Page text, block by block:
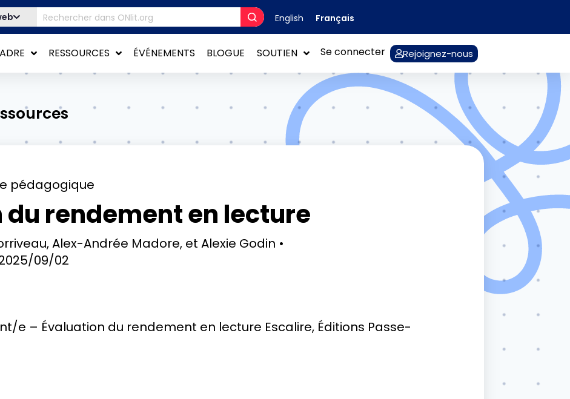
English Français
RESSOURCES ÉVÉNEMENTS BLOGUE SOUTIEN Se connecter Rejoignez-nous
pédagogique
du rendement en lecture
Alex-Andrée Madore, et Alexie Godin
09/02
e – Évaluation du rendement en lecture Escalire, Éditions Passe-